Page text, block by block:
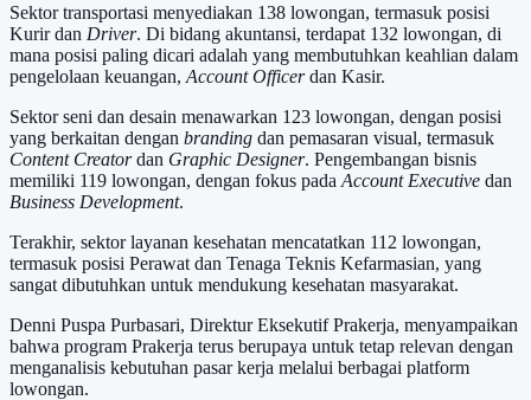
Sektor transportasi menyediakan 138 lowongan, termasuk posisi
Kurir dan Driver. Di bidang akuntansi, terdapat 132 lowongan, di
mana posisi paling dicari adalah yang membutuhkan keahlian dalam
pengelolaan keuangan, Account Officerdan Kasir.
Sektor seni dan desain menawarkan 123 lowongan, dengan posisi
yang berkaitan dengan branding dan pemasaran visual, termasuk
Content Creatordan Graphic Designer. Pengembangan bisnis
memiliki 119 lowongan, dengan fokus pada Account Executive dan
Business Development.
Terakhir, sektor layanan kesehatan mencatatkan 112 lowongan,
termasuk posisi Perawat dan Tenaga Teknis Kefarmasian, yang
sangat dibutuhkan untuk mendukung kesehatan masyarakat.
Denni Puspa Purbasari, Direktur Eksekutif Prakerja, menyampaikan
bahwa program Prakerja terus berupaya untuk tetap relevan dengan
menganalisis kebutuhan pasar kerja melalui berbagai platform
lowongan.